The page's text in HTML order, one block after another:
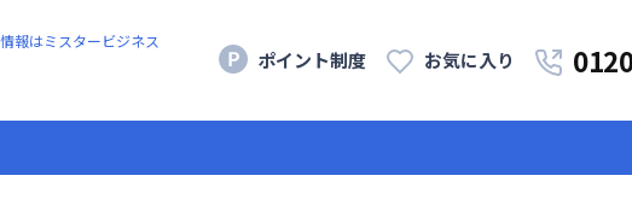
報はミスタービジネス
ポイント制度 お気に入り